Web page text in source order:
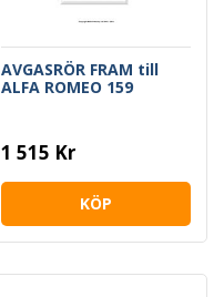
AVGASRÖR FRAM till
ALFA ROMEO 159
1 515 Kr
KÖP